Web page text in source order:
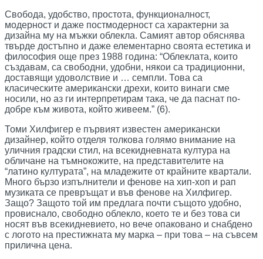
Свобода, удобство, простота, функционалност,
модерност и даже постмодерност са характерни за
дизайна му на мъжки облекла. Самият автор обяснява
твърде достъпно и даже елементарно своята естетика и
философия още през 1988 година: “Облеклата, които
създавам, са свободни, удобни, някои са традиционни,
доставящи удоволствие и … семпли. Това са
класическите американски дрехи, които винаги сме
носили, но аз ги интерпретирам така, че да паснат по-
добре към живота, който живеем.” (6).
Томи Хилфигер е първият известен американски
дизайнер, който отделя толкова голямо внимание на
уличния градски стил, на всекидневната култура на
обличане на тъмнокожите, на представителите на
“латино културата”, на младежите от крайните квартали.
Много бързо изпълнители и фенове на хип-хоп и рап
музиката се превръщат и във фенове на Хилфигер.
Защо? Защото той им предлага почти същото удобно,
провиснало, свободно облекло, което те и без това си
носят във всекидневието, но вече опаковано и снабдено
с логото на престижната му марка – при това – на съвсем
прилична цена.